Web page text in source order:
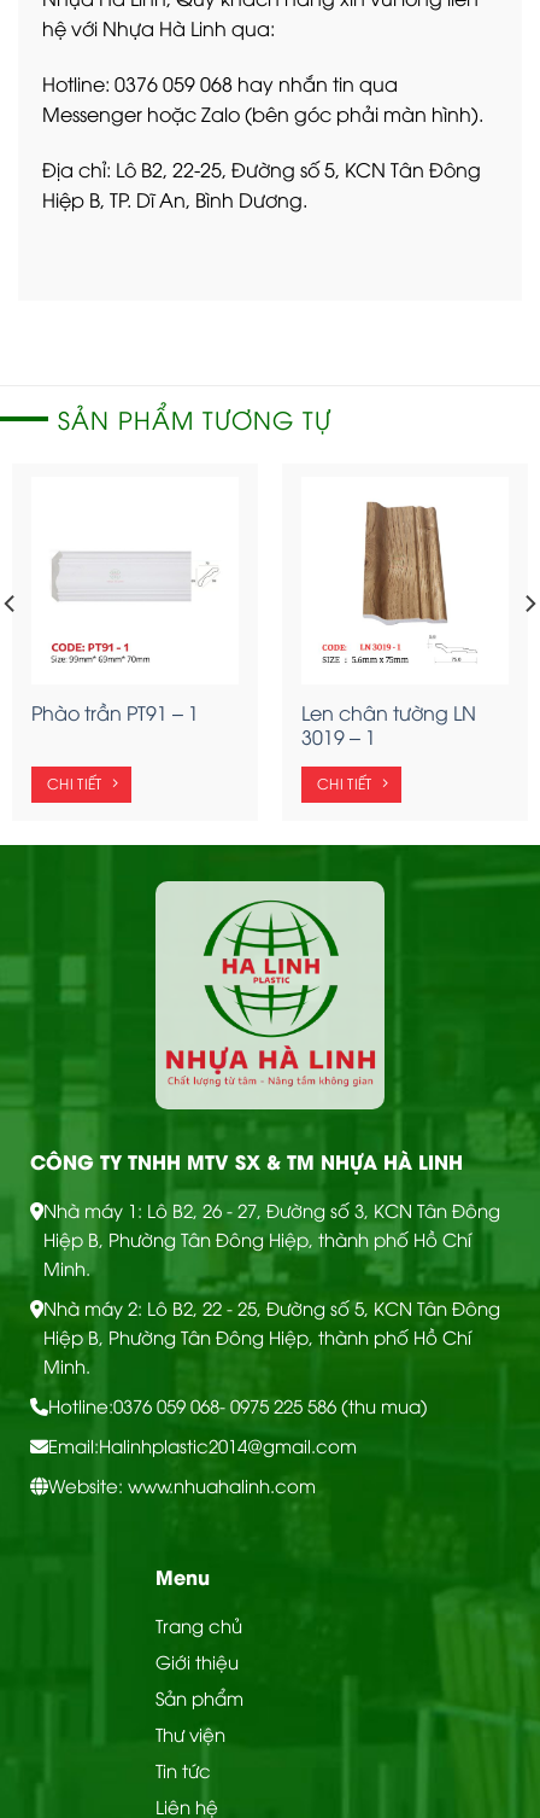
hệ với Nhựa Hà Linh qua:
Hotline: 0376 059 068 hay nhắn tin qua
Messenger hoặc Zalo (bên góc phải màn hình).
Địa chỉ: Lô B2, 22-25, Đường số 5, KCN Tân Đông
Hiệp B, TP. Dĩ An, Bình Dương.
SẢN PHẨM TƯƠNG TỰ
Phào trần PT91 – 1
CHI TIẾT
Len chân tường LN
3019 – 1
CHI TIẾT
CÔNG TY TNHH MTV SX & TM NHỰA HÀ LINH
Nhà máy 1: Lô B2, 26 - 27, Đường số 3, KCN Tân Đông
Hiệp B, Phường Tân Đông Hiệp, thành phố Hồ Chí
Minh.
Nhà máy 2: Lô B2, 22 - 25, Đường số 5, KCN Tân Đông
Hiệp B, Phường Tân Đông Hiệp, thành phố Hồ Chí
Minh.
Hotline:0376 059 068- 0975 225 586 (thu mua)
Email:Halinhplastic2014@gmail.com
Website: www.nhuahalinh.com
Menu
Trang chủ
Giới thiệu
Sản phẩm
Thư viện
Tin tức
Liên hệ